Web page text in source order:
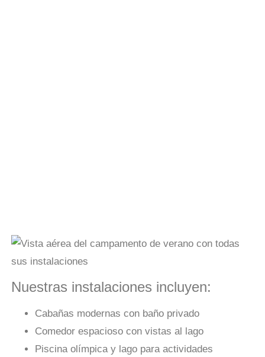
Nuestras instalaciones incluyen:
Cabañas modernas con baño privado
Comedor espacioso con vistas al lago
Piscina olímpica y lago para actividades